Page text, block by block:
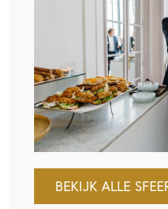
BEKIJK ALLE